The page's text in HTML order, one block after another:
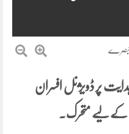
پر ڈویژنل افسران
کے لیے متحرک۔